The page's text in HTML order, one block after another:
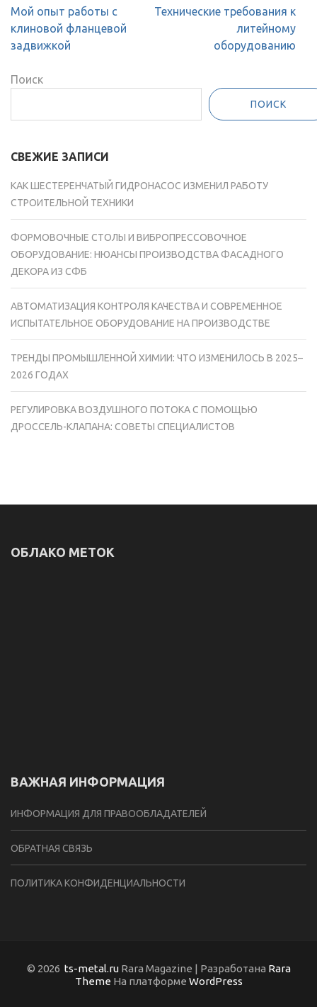
Навигация
по
записям
Мой опыт работы с
клиновой фланцевой
задвижкой
Технические требования к
литейному
оборудованию
Поиск
ПОИСК
СВЕЖИЕ ЗАПИСИ
КАК ШЕСТЕРЕНЧАТЫЙ ГИДРОНАСОС ИЗМЕНИЛ РАБОТУ
СТРОИТЕЛЬНОЙ ТЕХНИКИ
ФОРМОВОЧНЫЕ СТОЛЫ И ВИБРОПРЕССОВОЧНОЕ
ОБОРУДОВАНИЕ: НЮАНСЫ ПРОИЗВОДСТВА ФАСАДНОГО
ДЕКОРА ИЗ СФБ
АВТОМАТИЗАЦИЯ КОНТРОЛЯ КАЧЕСТВА И СОВРЕМЕННОЕ
ИСПЫТАТЕЛЬНОЕ ОБОРУДОВАНИЕ НА ПРОИЗВОДСТВЕ
ТРЕНДЫ ПРОМЫШЛЕННОЙ ХИМИИ: ЧТО ИЗМЕНИЛОСЬ В 2025–
2026 ГОДАХ
РЕГУЛИРОВКА ВОЗДУШНОГО ПОТОКА С ПОМОЩЬЮ
ДРОССЕЛЬ-КЛАПАНА: СОВЕТЫ СПЕЦИАЛИСТОВ
ОБЛАКО МЕТОК
ВАЖНАЯ ИНФОРМАЦИЯ
ИНФОРМАЦИЯ ДЛЯ ПРАВООБЛАДАТЕЛЕЙ
ОБРАТНАЯ СВЯЗЬ
ПОЛИТИКА КОНФИДЕНЦИАЛЬНОСТИ
© 2026 ts-metal.ruRara Magazine | Разработана Rara
Theme На платформе WordPress